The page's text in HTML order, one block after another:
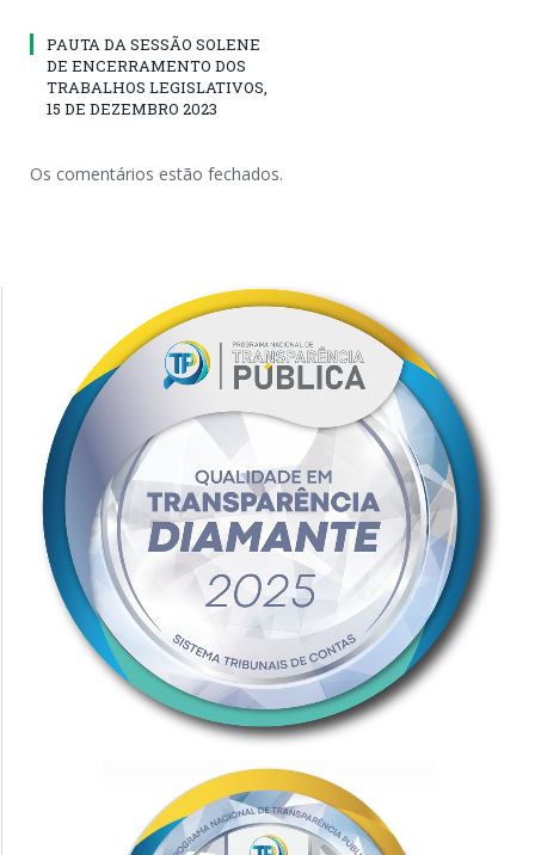
PAUTA DA SESSÃO SOLENE
DE ENCERRAMENTO DOS
TRABALHOS LEGISLATIVOS,
15 DE DEZEMBRO 2023
Os comentários estão fechados.